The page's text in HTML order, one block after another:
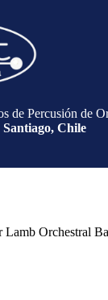
de Percusión de
Santiago, Chile
Lamb Orchestral